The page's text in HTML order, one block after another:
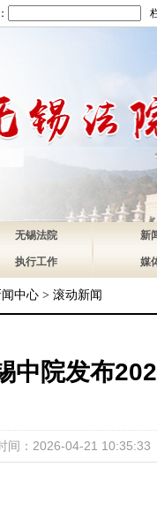
无锡法院 新
执行工作 媒
闻中心 > 滚动新闻
中院发布
间：2026-04-21 10:35:33